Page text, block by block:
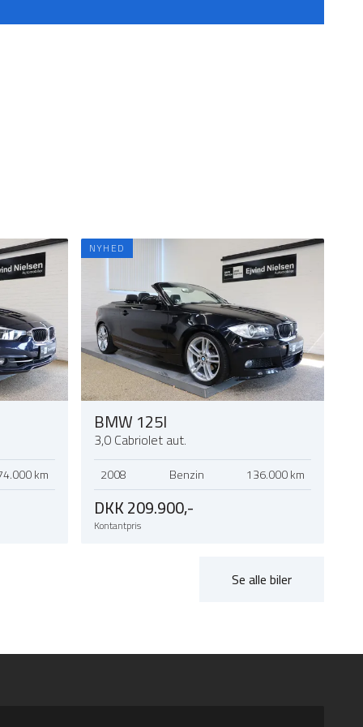
km
NYHED
BMW 125I
3,0 Cabriolet aut.
2008 Benzin 136.000 km
DKK 209.900,-
Kontantpris
Se alle biler